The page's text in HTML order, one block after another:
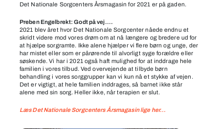
Det Nationale Sorgcenters Årsmagasin for 2021 er på gaden.
Preben Engelbrekt: Godt på vej….
2021 blev året hvor Det Nationale Sorgcenter nåede endnu et
skridt videre mod vores drøm om at nå længere og bredere ud for
at hjælpe sorgramte. Ikke alene hjælper vi flere børn og unge, der
har mistet eller som er pårørende til alvorligt syge forældre eller
søskende. Vi har i 2021 også haft mulighed for at inddrage hele
familien i vores tilbud. Ved overvejende at tilbyde børn
behandling i vores sorggrupper kan vi kun nå et stykke af vejen.
Det er vigtigt, at hele familien inddrages, så barnet ikke står
alene med sin sorg. Heller ikke, når terapien er slut.
Læs Det Nationale Sorgcenters Årsmagasin lige her…